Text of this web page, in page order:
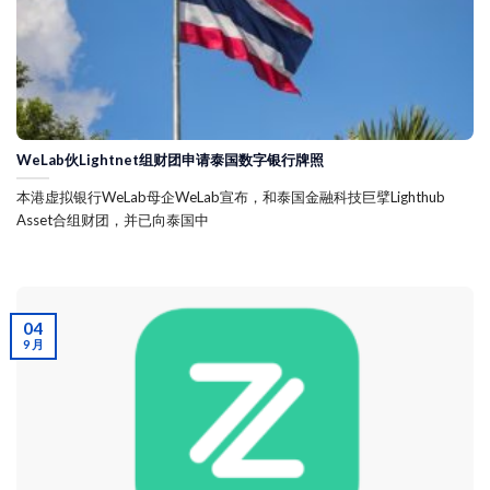
WeLab伙Lightnet组财团申请泰国数字银行牌照
本港虚拟银行WeLab母企WeLab宣布，和泰国金融科技巨擘Lighthub
Asset合组财团，并已向泰国中
04
9 月